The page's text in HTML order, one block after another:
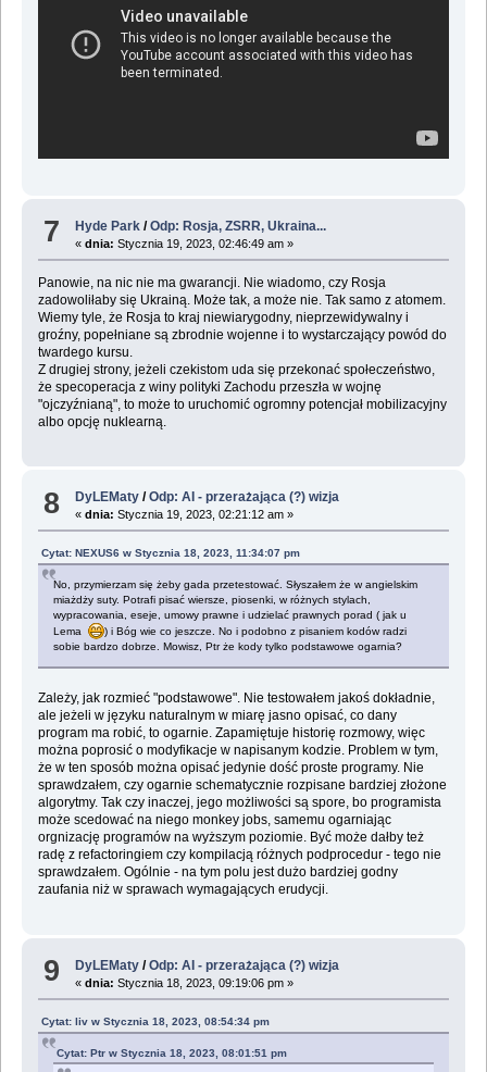
7 Hyde Park /Odp: Rosja, ZSRR, Ukraina...
«dnia: Stycznia 19, 2023, 02:46:49 am »
Panowie, na nic nie ma gwarancji. Nie wiadomo, czy Rosja
zadowoliłaby się Ukrainą. Może tak, a może nie. Tak samo z atomem.
Wiemy tyle, że Rosja to kraj niewiarygodny, nieprzewidywalny i
groźny, popełniane są zbrodnie wojenne i to wystarczający powód do
twardego kursu.
Z drugiej strony, jeżeli czekistom uda się przekonać społeczeństwo,
że specoperacja z winy polityki Zachodu przeszła w wojnę
"ojczyźnianą", to może to uruchomić ogromny potencjał mobilizacyjny
albo opcję nuklearną.
8 DyLEMaty /Odp: AI - przerażająca (?) wizja
«dnia: Stycznia 19, 2023, 02:21:12 am »
Cytat: NEXUS6 w Stycznia 18, 2023, 11:34:07 pm
No, przymierzam się żeby gada przetestować. Słyszałem że w angielskim
miażdży suty. Potrafi pisać wiersze, piosenki, w różnych stylach,
wypracowania, eseje, umowy prawne i udzielać prawnych porad ( jak u
Lema
) i Bóg wie co jeszcze. No i podobno z pisaniem kodów radzi
sobie bardzo dobrze. Mowisz, Ptr że kody tylko podstawowe ogarnia?
Zależy, jak rozmieć "podstawowe". Nie testowałem jakoś dokładnie,
ale jeżeli w języku naturalnym w miarę jasno opisać, co dany
program ma robić, to ogarnie. Zapamiętuje historię rozmowy, więc
można poprosić o modyfikacje w napisanym kodzie. Problem w tym,
że w ten sposób można opisać jedynie dość proste programy. Nie
sprawdzałem, czy ogarnie schematycznie rozpisane bardziej złożone
algorytmy. Tak czy inaczej, jego możliwości są spore, bo programista
może scedować na niego monkey jobs, samemu ogarniając
orgnizację programów na wyższym poziomie. Być może dałby też
radę z refactoringiem czy kompilacją różnych podprocedur - tego nie
sprawdzałem. Ogólnie - na tym polu jest dużo bardziej godny
zaufania niż w sprawach wymagających erudycji.
9 DyLEMaty /Odp: AI - przerażająca (?) wizja
«dnia: Stycznia 18, 2023, 09:19:06 pm »
Cytat: liv w Stycznia 18, 2023, 08:54:34 pm
Cytat: Ptr w Stycznia 18, 2023, 08:01:51 pm